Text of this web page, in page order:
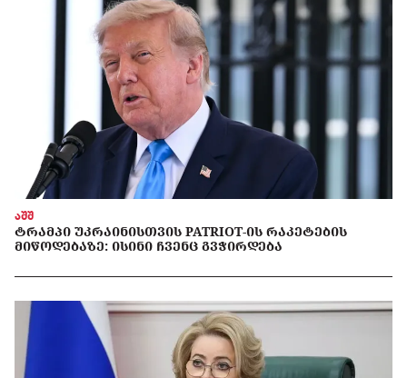
აშშ
ᲢᲠᲐᲛᲞᲘ ᲣᲙᲠᲐᲘᲜᲘᲡᲗᲕᲘᲡ PATRIOT-ᲘᲡ ᲠᲐᲙᲔᲢᲔᲑᲘᲡ
ᲛᲘᲬᲝᲓᲔᲑᲐᲖᲔ: ᲘᲡᲘᲜᲘ ᲩᲕᲔᲜᲪ ᲒᲕᲭᲘᲠᲓᲔᲑᲐ